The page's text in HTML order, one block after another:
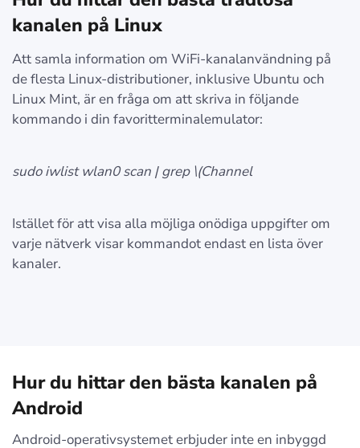
kanalen på Linux
Att samla information om WiFi-kanalanvändning på
de flesta Linux-distributioner, inklusive Ubuntu och
Linux Mint, är en fråga om att skriva in följande
kommando i din favoritterminalemulator:
sudo iwlist wlan0 scan | grep \(Channel
Istället för att visa alla möjliga onödiga uppgifter om
varje nätverk visar kommandot endast en lista över
kanaler.
Hur du hittar den bästa kanalen på
Android
Android-operativsystemet erbjuder inte en inbyggd